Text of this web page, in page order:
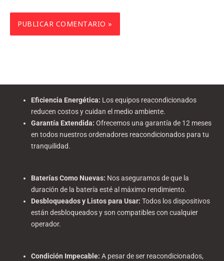
Eficiencia Energética: Los equipos reacondicionados
reducen costos y cuidan el medio ambiente.
Garantía Extendida: Ofrecemos una garantía de 12 meses
en todos nuestros ordenadores reacondicionados para tu
tranquilidad.
Baterías Como Nuevas: Nos aseguramos de que la
duración de la batería esté al máximo rendimiento.
Desbloqueados y Listos para Usar: Todos los dispositivos
están desbloqueados y son compatibles con cualquier
operador.
Condición Impecable: A pesar de ser reacondicionados,